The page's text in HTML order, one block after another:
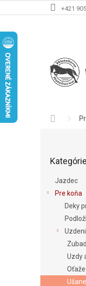
na
+421
Domov
kategórie
Kategórie
Jazdec
Pre koňa
Deky
Uzdy
Oťaže
Ušane